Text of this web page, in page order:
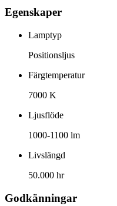
Egenskaper
Lamptyp
Positionsljus
Färgtemperatur
7000 K
Ljusflöde
1000-1100 lm
Livslängd
50.000 hr
Godkänningar